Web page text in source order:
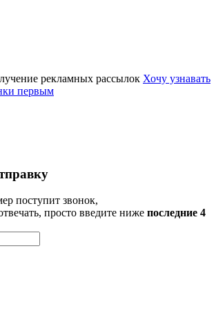
рекламных рассылок Хочу узнавать
первым
поступит звонок,
просто введите ниже последние 4